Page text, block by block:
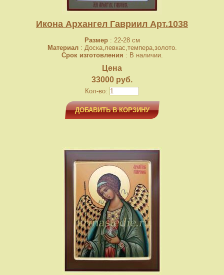
Икона Архангел Гавриил Арт.1038
Размер: 22-28 см
Материал: Доска,левкас,темпера,золото.
Срок изготовления : В наличии.
Цена
33000 руб.
Кол-во:
ДОБАВИТЬ В КОРЗИНУ